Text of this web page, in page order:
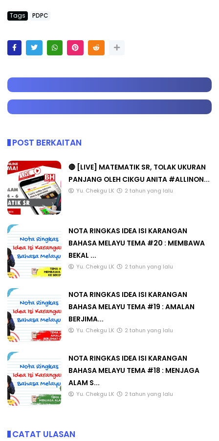
Tags PDPC
POST BERKAITAN
🔴 [LIVE] MATEMATIK SR, TOLAK UKURAN
PANJANG OLEH CIKGU ANITA #ALLINON...
Yu. Chekgu LK 2 tahun yang lalu
NOTA RINGKAS IDEA ISI KARANGAN
BAHASA MELAYU TEMA #20 : MEMBAWA
BEKAL ...
Yu. Chekgu LK 2 tahun yang lalu
NOTA RINGKAS IDEA ISI KARANGAN
BAHASA MELAYU TEMA #19 : AMALAN
BERJIMA...
Yu. Chekgu LK 2 tahun yang lalu
NOTA RINGKAS IDEA ISI KARANGAN
BAHASA MELAYU TEMA #18 : MENJAGA
ALAM S...
Yu. Chekgu LK 2 tahun yang lalu
CATAT ULASAN